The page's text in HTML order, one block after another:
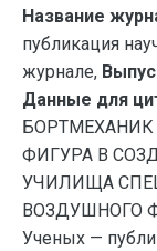
Название
публикация
журнале,
Данные для
ФИГУРА В
УЧИЛИЩА
ВОЗДУШНОГО
Ученых —